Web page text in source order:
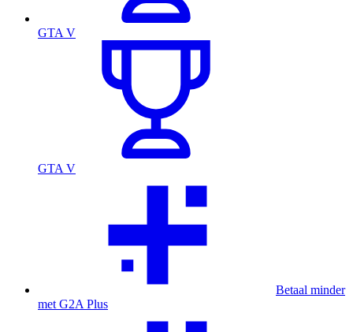
GTA V
GTA V
Betaal minder
met G2A Plus